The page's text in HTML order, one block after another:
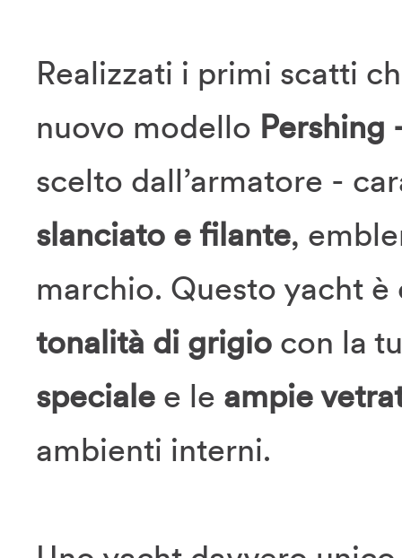
Realizzati i primi scatti
nuovo modello Pershing
scelto dall’armatore -
slanciato e filante,
marchio. Questo yacht
tonalità di grigiocon la
specialee le ampie
ambienti interni.